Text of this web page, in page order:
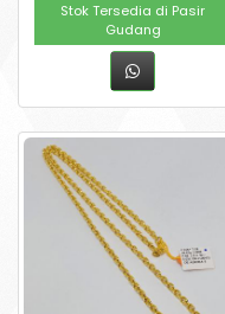
Stok Tersedia di Pasir
Gudang